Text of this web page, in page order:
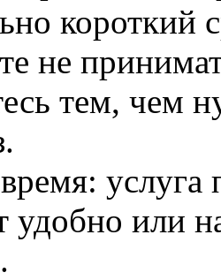
короткий
не
тем, чем
услуга
удобно или